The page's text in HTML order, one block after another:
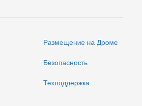
Размещение на Дроме
Безопасность
Техподдержка